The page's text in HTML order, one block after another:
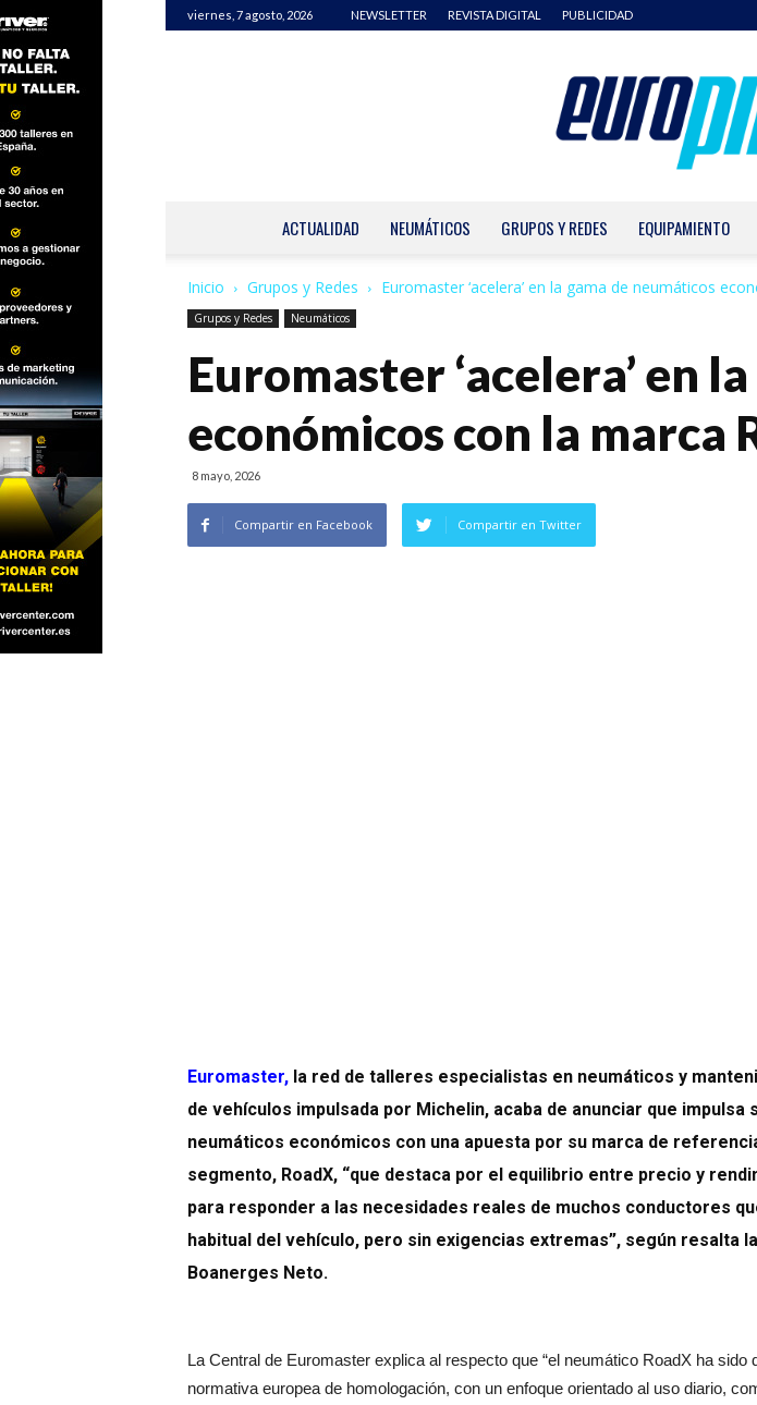
viernes, 7 agosto, 2026 NEWSLETTER REVISTA DIGITAL PUBLICIDAD
ACTUALIDAD NEUMÁTICOS GRUPOS Y REDES EQUIPAMIENTO
Inicio Grupos y Redes Euromaster ‘acelera’ en la gama de neumáticos
Grupos y Redes Neumáticos
Euromaster ‘acelera’ en
económicos con la marca
8 mayo, 2026
Compartir en Facebook Compartir en Twitter
Euromaster, la red de talleres especialistas en neumáticos y
de vehículos impulsada por Michelin, acaba de anunciar que impulsa
neumáticos económicos con una apuesta por su marca de
segmento, RoadX, “que destaca por el equilibrio entre precio y
para responder a las necesidades reales de muchos conductores
habitual del vehículo, pero sin exigencias extremas”, según resalta
Boanerges Neto.
La Central de Euromaster explica al respecto que “el neumático RoadX ha sido
normativa europea de homologación, con un enfoque orientado al uso diario,